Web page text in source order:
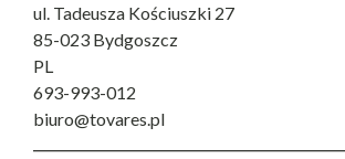
ul. Tadeusza Kościuszki 27
85-023 Bydgoszcz
PL
693-993-012
biuro@tovares.pl